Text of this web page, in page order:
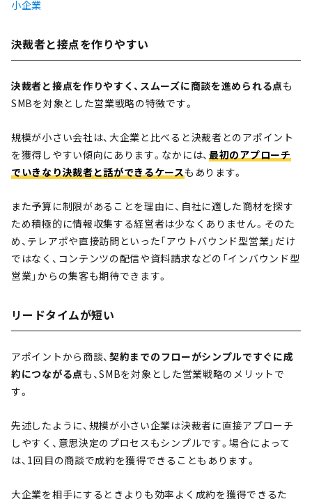
小企業
決裁者と接点を作りやすい
決裁者と接点を作りやすく、スムーズに商談を進められる点も
SMBを対象とした営業戦略の特徴です。
規模が小さい会社は、大企業と比べると決裁者とのアポイント
を獲得しやすい傾向にあります。なかには、 最初のアプローチ
でいきなり決裁者と話ができるケースもあります。
また予算に制限があることを理由に、自社に適した商材を探す
ため積極的に情報収集する経営者は少なくありません。そのた
め、テレアポや直接訪問といった「アウトバウンド型営業」だけ
ではなく、コンテンツの配信や資料請求などの「インバウンド型
営業」からの集客も期待できます。
リードタイムが短い
アポイントから商談、 契約までのフローがシンプルですぐに成
約につながる点も、SMBを対象とした営業戦略のメリットで
す。
先述したように、規模が小さい企業は決裁者に直接アプローチ
しやすく、意思決定のプロセスもシンプルです。場合によって
は、1回目の商談で成約を獲得できることもあります。
大企業を相手にするときよりも効率よく成約を獲得できるた